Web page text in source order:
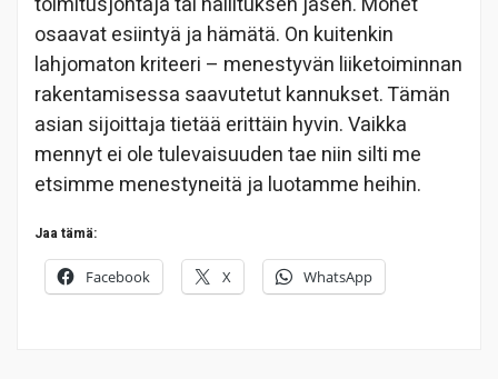
osaavat esiintyä ja hämätä. On kuitenkin
lahjomaton kriteeri – menestyvän liiketoiminnan
rakentamisessa saavutetut kannukset. Tämän
asian sijoittaja tietää erittäin hyvin. Vaikka
mennyt ei ole tulevaisuuden tae niin silti me
etsimme menestyneitä ja luotamme heihin.
Jaa tämä:
Facebook X WhatsApp